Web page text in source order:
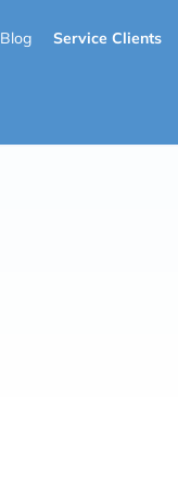
Secondary
Blog Service Clients